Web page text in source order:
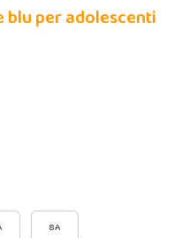
blu per adolescenti
8A